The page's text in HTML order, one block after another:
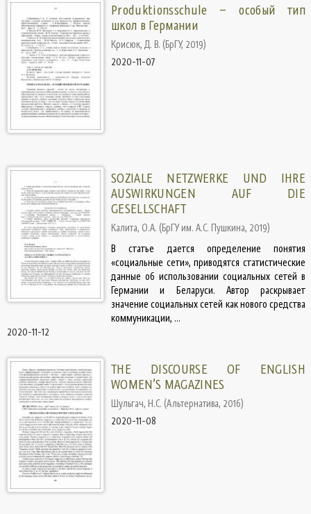
Produktionsschule – особый тип
школ в Германии
Крисюк, Д. В. (БрГУ, 2019)
2020-11-07
SOZIALE NETZWERKE UND IHRE
AUSWIRKUNGEN AUF DIE
GESELLSCHAFT
Калита, О.А. (БрГУ им. А.С. Пушкина, 2019)
В статье дается определение понятия
«социальные сети», приводятся статистические
данные об использовании социальных сетей в
Германии и Беларуси. Автор раскрывает
значение социальных сетей как нового средства
коммуникации, ...
2020-11-12
THE DISCOURSE OF ENGLISH
WOMEN’S MAGAZINES
Шульгач, Н.С. (Альтернатива, 2016)
2020-11-08